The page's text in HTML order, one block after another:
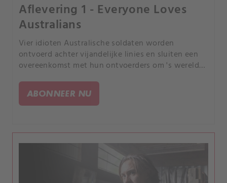
Aflevering 1 - Everyone Loves
Australians
Vier idioten Australische soldaten worden
ontvoerd achter vijandelijke linies en sluiten een
overeenkomst met hun ontvoerders om 's werelds
ABONNEER NU